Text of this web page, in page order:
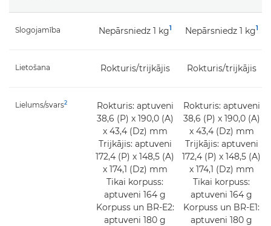
Slogojamība Nepārsniedz 1 kg1 Nepārsniedz 1 kg1
Lietošana Rokturis/trijkājis Rokturis/trijkājis
Lielums/svars2
Rokturis: aptuveni
38,6 (P) x 190,0 (A)
x 43,4 (Dz) mm
Trijkājis: aptuveni
172,4 (P) x 148,5 (A)
x 174,1 (Dz) mm
Tikai korpuss:
aptuveni 164 g
Korpuss un BR-E2:
aptuveni 180 g
Rokturis: aptuveni
38,6 (P) x 190,0 (A)
x 43,4 (Dz) mm
Trijkājis: aptuveni
172,4 (P) x 148,5 (A)
x 174,1 (Dz) mm
Tikai korpuss:
aptuveni 164 g
Korpuss un BR-E1:
aptuveni 180 g